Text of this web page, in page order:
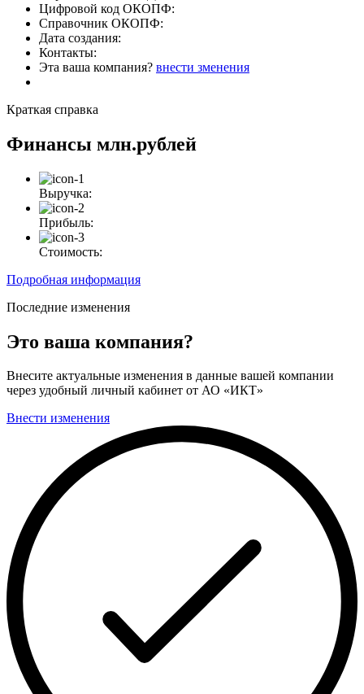
Цифровой код ОКОПФ:
Справочник ОКОПФ:
Дата создания:
Контакты:
Эта ваша компания? внести зменения
Краткая справка
Финансы млн.рублей
Выручка:
Прибыль:
Стоимость:
Подробная информация
Последние изменения
Это ваша компания?
Внесите актуальные изменения в данные вашей компании
через удобный личный кабинет от АО «ИКТ»
Внести изменения